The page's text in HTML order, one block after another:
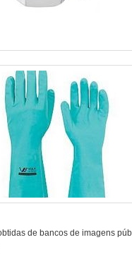
de bancos de imagens